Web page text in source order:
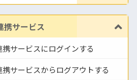
サービス
サービスにログインする
サービスからログアウトする